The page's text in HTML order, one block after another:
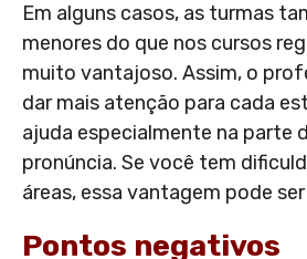
Em alguns casos, as turmas
menores do que nos cursos
muito vantajoso. Assim, o
dar mais atenção para cada
ajuda especialmente na parte
pronúncia. Se você tem
áreas, essa vantagem pode
Pontos negativos